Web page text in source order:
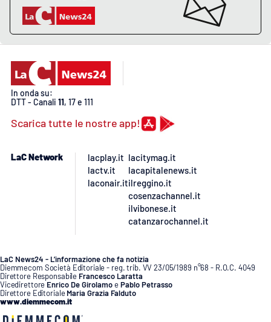
Lamezia Terme
Buona Sanità Calabria
LA
CALABRIAVISIONE
Destinazioni
LAC
NETWORK
In onda su:
DTT - Canali 11, 17 e 111
Scarica tutte le nostre app!
LaC Network
lacplay.it
lactv.it
laconair.it
lacitymag.it
lacapitalenews.it
ilreggino.it
cosenzachannel.it
ilvibonese.it
catanzarochannel.it
LaC News24 - L’informazione che fa notizia
Diemmecom Società Editoriale - reg. trib. VV 23/05/1989 n°68 - R.O.C. 4049
Direttore Responsabile Francesco Laratta
Vicedirettore Enrico De GirolamoePablo Petrasso
Direttore Editoriale Maria Grazia Falduto
www.diemmecom.it